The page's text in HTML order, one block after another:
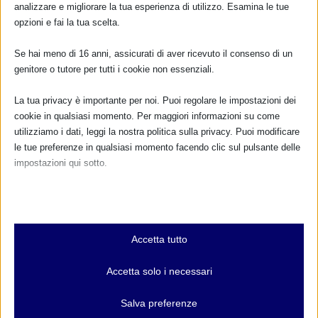
FARMACI IN ALLATTAMENTO E
GRAVIDANZA
NUMERO VERDE GRATUITO
... oppure inserisci i tuoi dati:
analizzare e migliorare la tua esperienza di utilizzo. Esamina le tue
opzioni e fai la tua scelta.
Se hai meno di 16 anni, assicurati di aver ricevuto il consenso di un
genitore o tutore per tutti i cookie non essenziali.
La tua privacy è importante per noi. Puoi regolare le impostazioni dei
cookie in qualsiasi momento. Per maggiori informazioni su come
utilizziamo i dati, leggi la nostra politica sulla privacy. Puoi modificare
le tue preferenze in qualsiasi momento facendo clic sul pulsante delle
impostazioni qui sotto.
Essenziali
I cookie e i servizi essenziali abilitano le funzioni di base e sono
e servizi non richiedono il consenso dell'utente secondo il GDPR.
Accetta tutto
Accetta solo i necessari
Salva preferenze